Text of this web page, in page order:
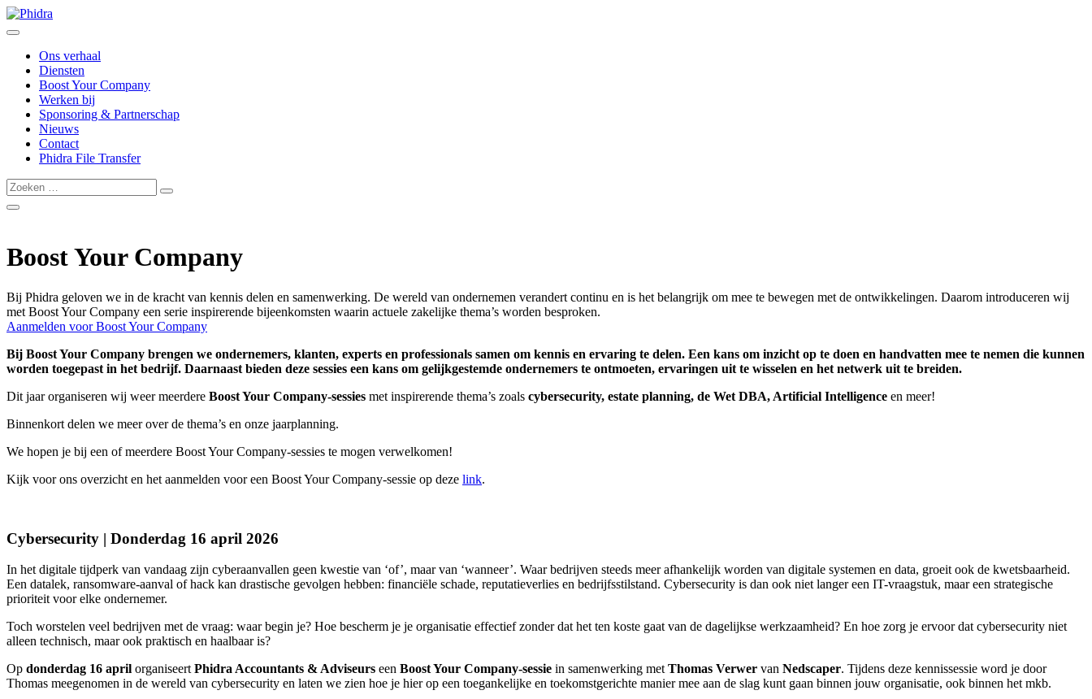
Ons verhaal
Diensten
Boost Your Company
Werken bij
Sponsoring & Partnerschap
Nieuws
Contact
Phidra File Transfer
Boost Your Company
Bij Phidra geloven we in de kracht van kennis delen en samenwerking. De wereld van ondernemen verandert continu en is het belangrijk om mee te bewegen met de ontwikkelingen. Daarom introduceren wij
met Boost Your Company een serie inspirerende bijeenkomsten waarin actuele zakelijke thema’s worden besproken.
Aanmelden voor Boost Your Company
Bij Boost Your Company brengen we ondernemers, klanten, experts en professionals samen om kennis en ervaring te delen. Een kans om inzicht op te doen en handvatten mee te nemen die kunnen
worden toegepast in het bedrijf. Daarnaast bieden deze sessies een kans om gelijkgestemde ondernemers te ontmoeten, ervaringen uit te wisselen en het netwerk uit te breiden.
Dit jaar organiseren wij weer meerdere Boost Your Company-sessies met inspirerende thema’s zoals cybersecurity, estate planning, de Wet DBA, Artificial Intelligence en meer!
Binnenkort delen we meer over de thema’s en onze jaarplanning.
We hopen je bij een of meerdere Boost Your Company-sessies te mogen verwelkomen!
Kijk voor ons overzicht en het aanmelden voor een Boost Your Company-sessie op deze link.
Cybersecurity | Donderdag 16 april 2026
In het digitale tijdperk van vandaag zijn cyberaanvallen geen kwestie van ‘of’, maar van ‘wanneer’. Waar bedrijven steeds meer afhankelijk worden van digitale systemen en data, groeit ook de kwetsbaarheid.
Een datalek, ransomware-aanval of hack kan drastische gevolgen hebben: financiële schade, reputatieverlies en bedrijfsstilstand. Cybersecurity is dan ook niet langer een IT-vraagstuk, maar een strategische
prioriteit voor elke ondernemer.
Toch worstelen veel bedrijven met de vraag: waar begin je? Hoe bescherm je je organisatie effectief zonder dat het ten koste gaat van de dagelijkse werkzaamheid? En hoe zorg je ervoor dat cybersecurity niet
alleen technisch, maar ook praktisch en haalbaar is?
Op donderdag 16 april organiseert Phidra Accountants & Adviseurs een Boost Your Company-sessie in samenwerking met Thomas Verwer van Nedscaper. Tijdens deze kennissessie word je door
Thomas meegenomen in de wereld van cybersecurity en laten we zien hoe je hier op een toegankelijke en toekomstgerichte manier mee aan de slag kunt gaan binnen jouw organisatie, ook binnen het mkb.